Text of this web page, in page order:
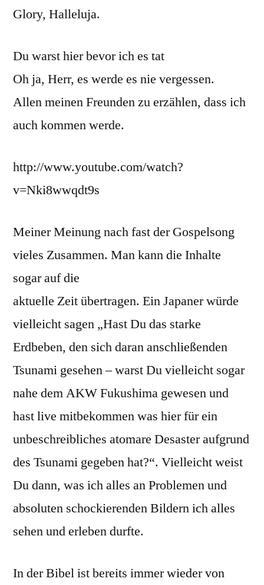
Glory, Halleluja.
Du warst hier bevor ich es tat
Oh ja, Herr, es werde es nie vergessen.
Allen meinen Freunden zu erzählen, dass ich
auch kommen werde.
http://www.youtube.com/watch?
v=Nki8wwqdt9s
Meiner Meinung nach fast der Gospelsong
vieles Zusammen. Man kann die Inhalte
sogar auf die
aktuelle Zeit übertragen. Ein Japaner würde
vielleicht sagen „Hast Du das starke
Erdbeben, den sich daran anschließenden
Tsunami gesehen – warst Du vielleicht sogar
nahe dem AKW Fukushima gewesen und
hast live mitbekommen was hier für ein
unbeschreibliches atomare Desaster aufgrund
des Tsunami gegeben hat?“. Vielleicht weist
Du dann, was ich alles an Problemen und
absoluten schockierenden Bildern ich alles
sehen und erleben durfte.
In der Bibel ist bereits immer wieder von